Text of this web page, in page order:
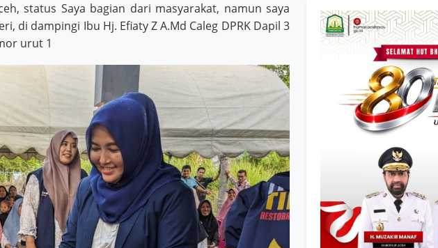
status Saya bagian dari masyarakat, namun saya
di dampingi Ibu Hj. Efiaty Z A.Md Caleg DPRK Dapil 3
urut 1